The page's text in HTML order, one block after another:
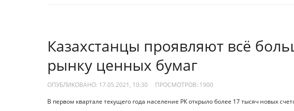
Казахстанцы проявляют всё
рынку ценных бумаг
ОПУБЛИКОВАНО: 17.05.2021, 10:30 ПРОСМОТРОВ: 1900
В первом квартале текущего года население РК открыло более 17 тысяч новых